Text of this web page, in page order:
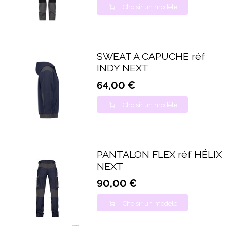
Choisir un modèle
SWEAT A CAPUCHE réf
INDY NEXT
64,00 €
Choisir un modèle
PANTALON FLEX réf HÉLIX
NEXT
90,00 €
Choisir un modèle